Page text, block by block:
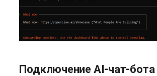
Подключение AI-чат-бота